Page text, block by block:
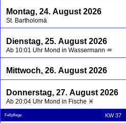
Montag, 24. August 2026
St. Bartholomä
Dienstag, 25. August 2026
Ab 10:01 Uhr Mond in Wassermann ♒
Mittwoch, 26. August 2026
Donnerstag, 27. August 2026
Ab 20:04 Uhr Mond in Fische ♓
Fellpflege KW 37